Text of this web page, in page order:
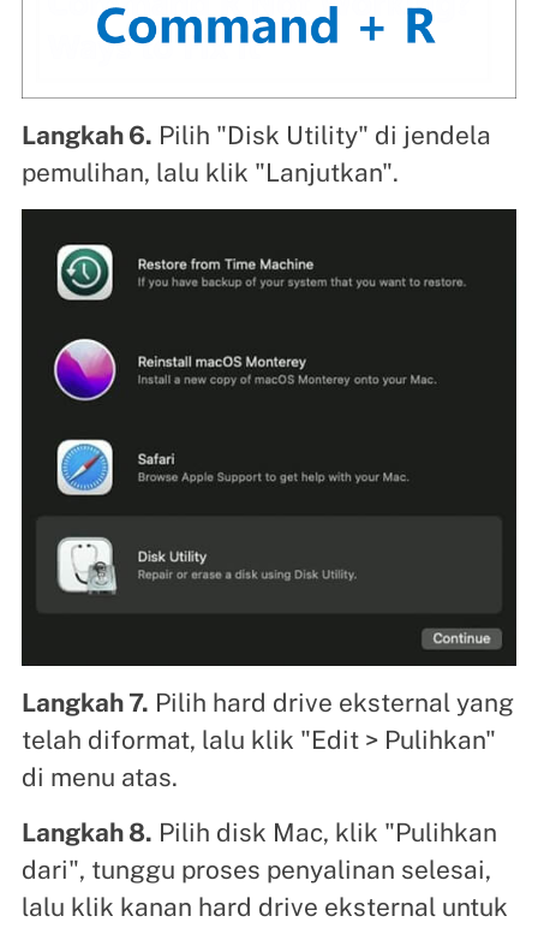
Langkah 6. Pilih "Disk Utility" di jendela
pemulihan, lalu klik "Lanjutkan".
Langkah 7. Pilih hard drive eksternal yang
telah diformat, lalu klik "Edit > Pulihkan"
di menu atas.
Langkah 8. Pilih disk Mac, klik "Pulihkan
dari", tunggu proses penyalinan selesai,
lalu klik kanan hard drive eksternal untuk